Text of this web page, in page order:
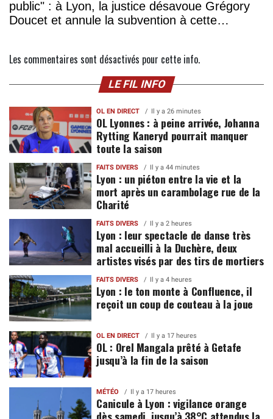
public" : à Lyon, la justice désavoue Grégory
Doucet et annule la subvention à cette
Les commentaires sont désactivés pour cette info.
LE FIL INFO
OL EN DIRECT Il y a 26 minutes
OL Lyonnes : à peine arrivée, Johanna
Rytting Kaneryd pourrait manquer
toute la saison
FAITS DIVERS Il y a 44 minutes
Lyon : un piéton entre la vie et la
mort après un carambolage rue de la
Charité
FAITS DIVERS Il y a 2 heures
Lyon : leur spectacle de danse très
mal accueilli à la Duchère, deux
artistes visés par des tirs de mortiers
FAITS DIVERS Il y a 4 heures
Lyon : le ton monte à Confluence, il
reçoit un coup de couteau à la joue
OL EN DIRECT Il y a 17 heures
OL : Orel Mangala prêté à Getafe
jusqu’à la fin de la saison
MÉTÉO Il y a 17 heures
Canicule à Lyon : vigilance orange